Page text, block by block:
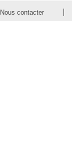
Nous contacter